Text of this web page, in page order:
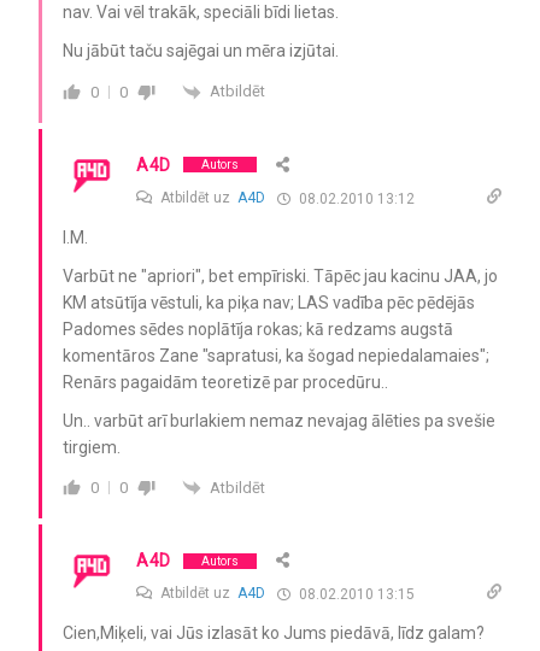
nav. Vai vēl trakāk, speciāli bīdi lietas.
Nu jābūt taču sajēgai un mēra izjūtai.
0 0 Atbildēt
A4D Autors
Atbildēt uz A4D 08.02.2010 13:12
I.M.
Varbūt ne "apriori", bet empīriski. Tāpēc jau kacinu JAA, jo
KM atsūtīja vēstuli, ka piķa nav; LAS vadība pēc pēdējās
Padomes sēdes noplātīja rokas; kā redzams augstā
komentāros Zane "sapratusi, ka šogad nepiedalamaies";
Renārs pagaidām teoretizē par procedūru..
Un.. varbūt arī burlakiem nemaz nevajag ālēties pa svešie
tirgiem.
0 0 Atbildēt
A4D Autors
Atbildēt uz A4D 08.02.2010 13:15
Cien,Miķeli, vai Jūs izlasāt ko Jums piedāvā, līdz galam?